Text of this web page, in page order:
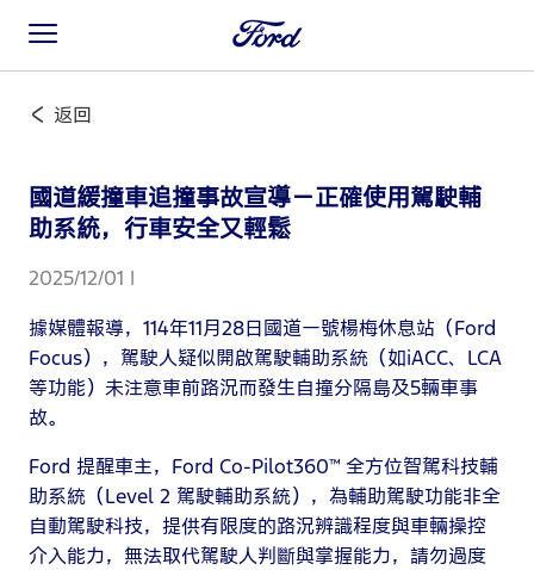
返回
國道緩撞車追撞事故宣導－正確使用駕駛輔
助系統，行車安全又輕鬆
2025/12/01 |
據媒體報導，114年11月28日國道一號楊梅休息站（Ford
Focus），駕駛人疑似開啟駕駛輔助系統（如iACC、LCA
等功能）未注意車前路況而發生自撞分隔島及5輛車事
故。
Ford 提醒車主，Ford Co-Pilot360™ 全方位智駕科技輔
助系統（Level 2 駕駛輔助系統），為輔助駕駛功能非全
自動駕駛科技，提供有限度的路況辨識程度與車輛操控
介入能力，無法取代駕駛人判斷與掌握能力，請勿過度